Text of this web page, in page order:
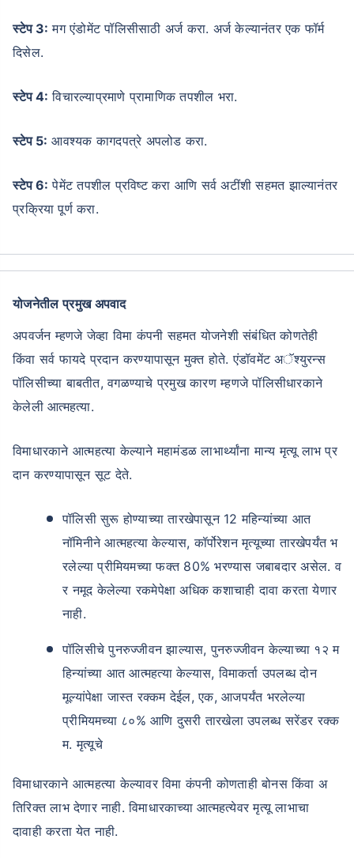
स्टेप 3: मग एंडोमेंट पॉलिसीसाठी अर्ज करा. अर्ज केल्यानंतर एक फॉर्म
दिसेल.
स्टेप 4: विचारल्याप्रमाणे प्रामाणिक तपशील भरा.
स्टेप 5: आवश्यक कागदपत्रे अपलोड करा.
स्टेप 6: पेमेंट तपशील प्रविष्ट करा आणि सर्व अटींशी सहमत झाल्यानंतर
प्रक्रिया पूर्ण करा.
योजनेतील प्रमुख अपवाद
अपवर्जन म्हणजे जेव्हा विमा कंपनी सहमत योजनेशी संबंधित कोणतेही
किंवा सर्व फायदे प्रदान करण्यापासून मुक्त होते. एंडॉवमेंट अॅश्युरन्स
पॉलिसीच्या बाबतीत, वगळण्याचे प्रमुख कारण म्हणजे पॉलिसीधारकाने
केलेली आत्महत्या.
विमाधारकाने आत्महत्या केल्याने महामंडळ लाभार्थ्यांना मान्य मृत्यू लाभ प्र
दान करण्यापासून सूट देते.
पॉलिसी सुरू होण्याच्या तारखेपासून 12 महिन्यांच्या आत
नॉमिनीने आत्महत्या केल्यास, कॉर्पोरेशन मृत्यूच्या तारखेपर्यंत भ
रलेल्या प्रीमियमच्या फक्त 80% भरण्यास जबाबदार असेल. व
र नमूद केलेल्या रकमेपेक्षा अधिक कशाचाही दावा करता येणार
नाही.
पॉलिसीचे पुनरुज्जीवन झाल्यास, पुनरुज्जीवन केल्याच्या १२ म
हिन्यांच्या आत आत्महत्या केल्यास, विमाकर्ता उपलब्ध दोन
मूल्यांपेक्षा जास्त रक्कम देईल, एक, आजपर्यंत भरलेल्या
प्रीमियमच्या ८०% आणि दुसरी तारखेला उपलब्ध सरेंडर रक्क
म. मृत्यूचे
विमाधारकाने आत्महत्या केल्यावर विमा कंपनी कोणताही बोनस किंवा अ
तिरिक्त लाभ देणार नाही. विमाधारकाच्या आत्महत्येवर मृत्यू लाभाचा
दावाही करता येत नाही.